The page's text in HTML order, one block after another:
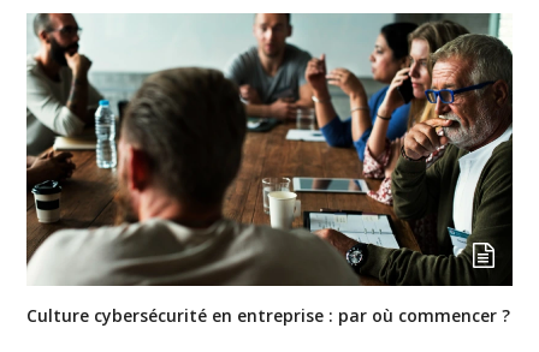
Culture cybersécurité en entreprise : par où commencer ?